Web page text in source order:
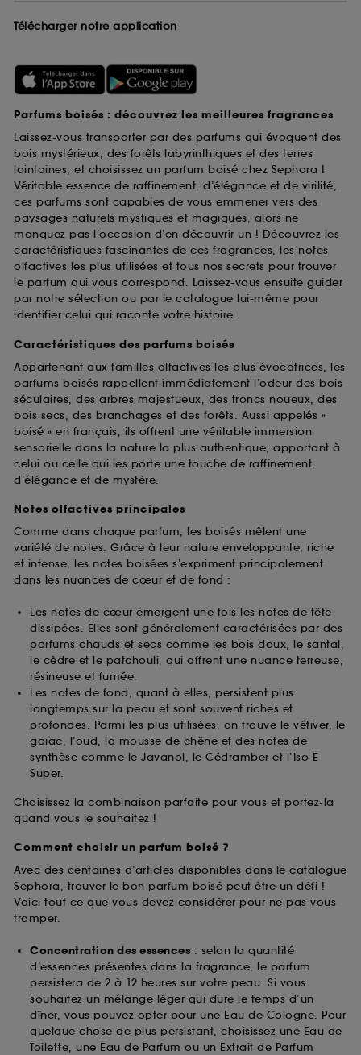
Télécharger notre application
Parfums boisés : découvrez les meilleures fragrances
Laissez-vous transporter par des parfums qui évoquent des
bois mystérieux, des forêts labyrinthiques et des terres
lointaines, et choisissez un parfum boisé chez Sephora !
Véritable essence de raffinement, d’élégance et de virilité,
ces parfums sont capables de vous emmener vers des
paysages naturels mystiques et magiques, alors ne
manquez pas l’occasion d’en découvrir un ! Découvrez les
caractéristiques fascinantes de ces fragrances, les notes
olfactives les plus utilisées et tous nos secrets pour trouver
le parfum qui vous correspond. Laissez-vous ensuite guider
par notre sélection ou par le catalogue lui-même pour
identifier celui qui raconte votre histoire.
Caractéristiques des parfums boisés
Appartenant aux familles olfactives les plus évocatrices, les
parfums boisés rappellent immédiatement l’odeur des bois
séculaires, des arbres majestueux, des troncs noueux, des
bois secs, des branchages et des forêts. Aussi appelés «
boisé » en français, ils offrent une véritable immersion
sensorielle dans la nature la plus authentique, apportant à
celui ou celle qui les porte une touche de raffinement,
d’élégance et de mystère.
Notes olfactives principales
Comme dans chaque parfum, les boisés mêlent une
variété de notes. Grâce à leur nature enveloppante, riche
et intense, les notes boisées s’expriment principalement
dans les nuances de cœur et de fond :
Les notes de cœur émergent une fois les notes de tête
dissipées. Elles sont généralement caractérisées par des
parfums chauds et secs comme les bois doux, le santal,
le cèdre et le patchouli, qui offrent une nuance terreuse,
résineuse et fumée.
Les notes de fond, quant à elles, persistent plus
longtemps sur la peau et sont souvent riches et
profondes. Parmi les plus utilisées, on trouve le vétiver, le
gaïac, l’oud, la mousse de chêne et des notes de
synthèse comme le Javanol, le Cédramber et l’Iso E
Super.
Choisissez la combinaison parfaite pour vous et portez-la
quand vous le souhaitez !
Comment choisir un parfum boisé ?
Avec des centaines d’articles disponibles dans le catalogue
Sephora, trouver le bon parfum boisé peut être un défi !
Voici tout ce que vous devez considérer pour ne pas vous
tromper.
Concentration des essences : selon la quantité
d’essences présentes dans la fragrance, le parfum
persistera de 2 à 12 heures sur votre peau. Si vous
souhaitez un mélange léger qui dure le temps d’un
dîner, vous pouvez opter pour une Eau de Cologne. Pour
quelque chose de plus persistant, choisissez une Eau de
Toilette, une Eau de Parfum ou un Extrait de Parfum